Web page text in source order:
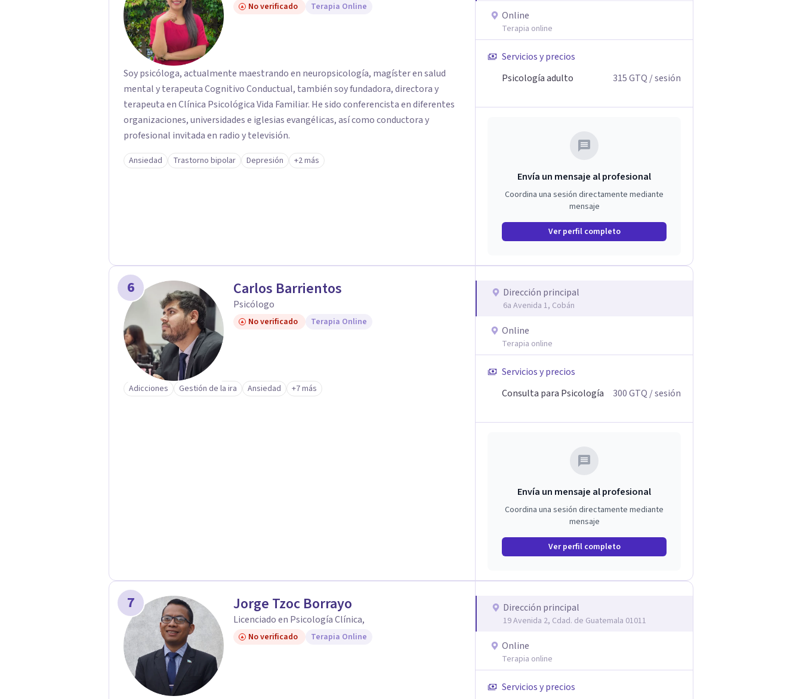
No verificado Terapia Online
Soy psicóloga, actualmente maestrando en neuropsicología, magíster en salud
mental y terapeuta Cognitivo Conductual, también soy fundadora, directora y
terapeuta en Clínica Psicológica Vida Familiar. He sido conferencista en diferentes
organizaciones, universidades e iglesias evangélicas, así como conductora y
profesional invitada en radio y televisión.
Ansiedad Trastorno bipolar Depresión +2 más
Online
Terapia online
Servicios y precios
Psicología adulto
315GTQ / sesión
Envía un mensaje al profesional
Coordina una sesión directamente mediante
mensaje
Ver perfil completo
6 Carlos Barrientos
Psicólogo
No verificado Terapia Online
Adicciones Gestión de la ira Ansiedad +7 más
Dirección principal
6a Avenida 1, Cobán
Online
Terapia online
Servicios y precios
Consulta para Psicología
300GTQ / sesión
Envía un mensaje al profesional
Coordina una sesión directamente mediante
mensaje
Ver perfil completo
7 Jorge Tzoc Borrayo
Licenciado en Psicología Clínica,
No verificado Terapia Online
Dirección principal
19 Avenida 2, Cdad. de Guatemala 01011
Online
Terapia online
Servicios y precios